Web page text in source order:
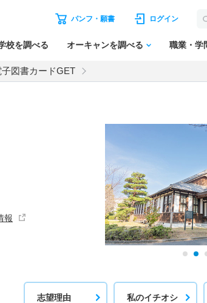
パンフ・願書 ログイン
校を調べる オーキャンを調べる 職業・学
子図書カードGET
報
志望理由 私のイチオシ